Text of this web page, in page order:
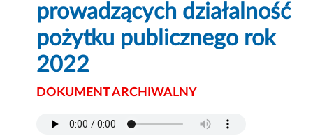
prowadzących działalność
pożytku publicznego rok
2022
DOKUMENT ARCHIWALNY